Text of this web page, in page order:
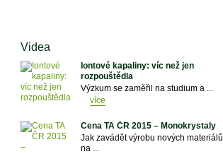
Videa
Iontové kapaliny: víc než jen
rozpouštědla
Výzkum se zaměřil na studium a ...
více
Cena TA ČR 2015 – Monokrystaly
Jak zavádět výrobu nových materiálů
na ...